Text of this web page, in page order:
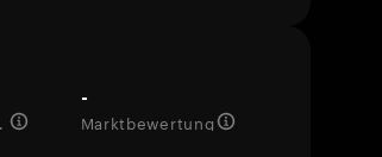
-
Marktbewertung